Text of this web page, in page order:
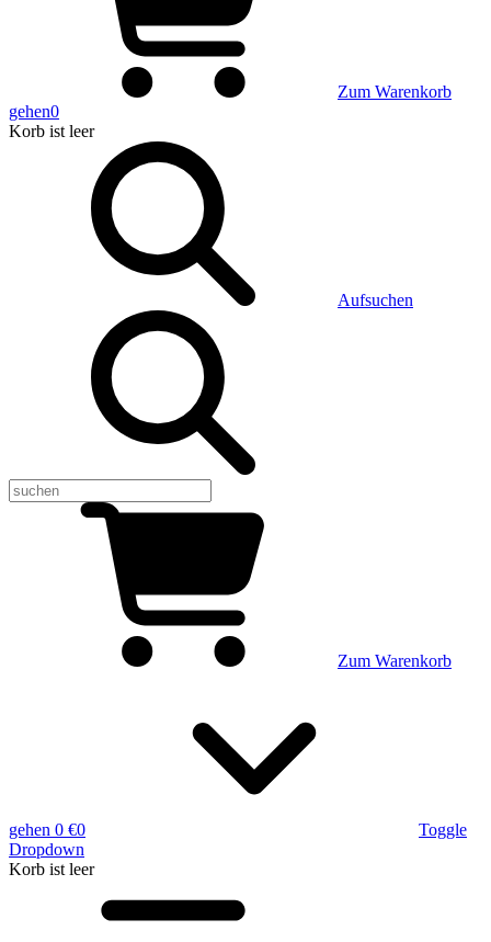
Zum Warenkorb
gehen0
Korb ist leer
Aufsuchen
Zum Warenkorb
gehen 0 €0
Toggle
Dropdown
Korb ist leer